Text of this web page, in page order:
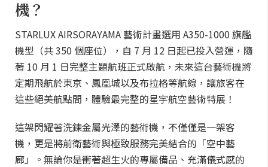
機？
STARLUX AIRSORAYAMA 藝術計畫選用 A350-1000 旗艦
機型（共 350 個座位），自 7 月 12 日起已投入營運，隨
著 10 月 1 日完整主題航班正式啟航，未來這台藝術機將
定期飛航於東京、鳳凰城以及布拉格等航線，讓旅客在
這些絕美航點間，體驗最完整的星宇航空藝術特展！
這架閃耀著洗鍊金屬光澤的藝術機，不僅僅是一架客
機，更是將前衛藝術與極致服務完美結合的「空中藝
廊」。無論你是衝著超生火的專屬備品、充滿儀式感的